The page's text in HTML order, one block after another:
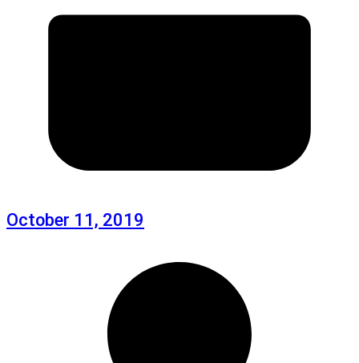
October 11, 2019